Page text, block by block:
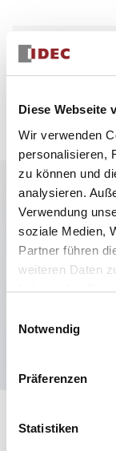
Diese Webseite
Wir verwenden
personalisieren,
zu können und
analysieren.
Verwendung
soziale Medien,
Partner führen
weiteren Daten
haben oder die
Notwendig
Präferenzen
Statistiken
Menge auswählen
Schutzart
Dokumente